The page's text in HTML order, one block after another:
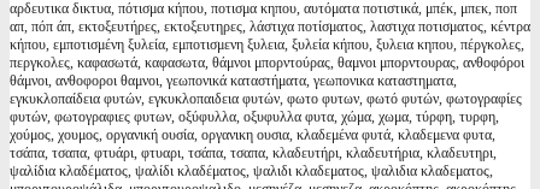
αρδευτικα δικτυα, πότισμα κήπου, ποτισμα κηπου, αυτόματα ποτιστικά, μπέκ, μπεκ, ποπ
απ, πόπ άπ, εκτοξευτήρες, εκτοξευτηρες, λάστιχα ποτίσματος, λαστιχα ποτισματος, κέντρα
κήπου, εμποτισμένη ξυλεία, εμποτισμενη ξυλεια, ξυλεία κήπου, ξυλεια κηπου, πέργκολες,
περγκολες, καφασωτά, καφασωτα, θάμνοι μπορντούρας, θαμνοι μπορντουρας, ανθοφόροι
θάμνοι, ανθοφοροι θαμνοι, γεωπονικά καταστήματα, γεωπονικα καταστηματα,
εγκυκλοπαίδεια φυτών, εγκυκλοπαιδεια φυτών, φωτο φυτων, φωτό φυτών, φωτογραφίες
φυτών, φωτογραφιες φυτων, οξύφυλλα, οξυφυλλα φυτα, χώμα, χωμα, τύρφη, τυρφη,
χούμος, χουμος, οργανική ουσία, οργανικη ουσια, κλαδεμένα φυτά, κλαδεμενα φυτα,
τσάπα, τσαπα, φτυάρι, φτυαρι, τσάπα, τσαπα, κλαδευτήρι, κλαδευτήρια, κλαδευτηρι,
ψαλίδια κλαδέματος, ψαλίδι κλαδέματος, ψαλιδι κλαδεματος, ψαλιδια κλαδεματος,